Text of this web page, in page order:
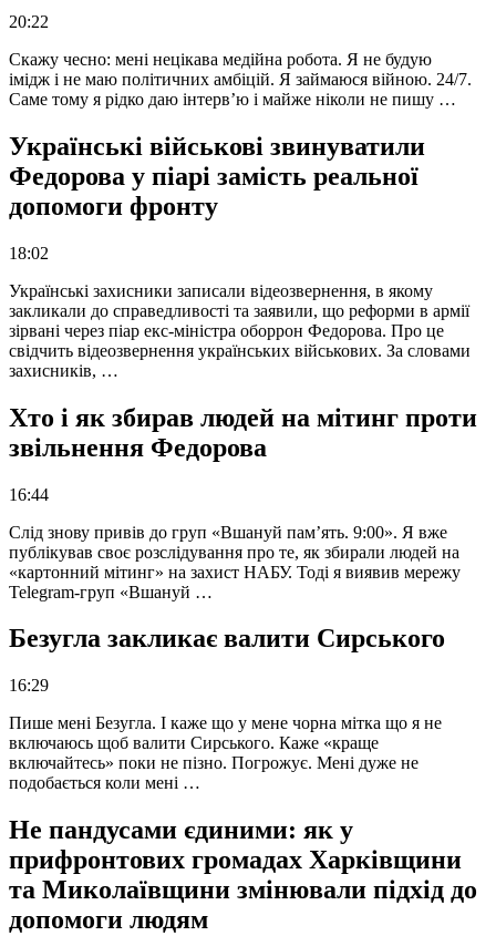
20:22
Скажу чесно: мені нецікава медійна робота. Я не будую
імідж і не маю політичних амбіцій. Я займаюся війною. 24/7.
Саме тому я рідко даю інтерв’ю і майже ніколи не пишу …
Українські військові звинуватили
Федорова у піарі замість реальної
допомоги фронту
18:02
Українські захисники записали відеозвернення, в якому
закликали до справедливості та заявили, що реформи в армії
зірвані через піар екс-міністра оборрон Федорова. Про це
свідчить відеозвернення українських військових. За словами
захисників, …
Хто і як збирав людей на мітинг проти
звільнення Федорова
16:44
Слід знову привів до груп «Вшануй пам’ять. 9:00». Я вже
публікував своє розслідування про те, як збирали людей на
«картонний мітинг» на захист НАБУ. Тоді я виявив мережу
Telegram-груп «Вшануй …
Безугла закликає валити Сирського
16:29
Пише мені Безугла. І каже що у мене чорна мітка що я не
включаюсь щоб валити Сирського. Каже «краще
включайтесь» поки не пізно. Погрожує. Мені дуже не
подобається коли мені …
Не пандусами єдиними: як у
прифронтових громадах Харківщини
та Миколаївщини змінювали підхід до
допомоги людям